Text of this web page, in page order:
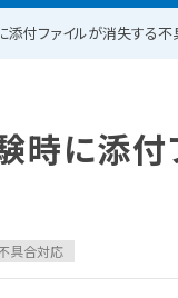
添付ファイルが消失する
験時に添
具合対応